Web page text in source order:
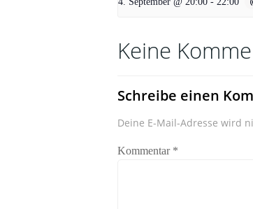
Keine
Schreibe einen
Deine E-Mail-Adresse wird
Kommentar *